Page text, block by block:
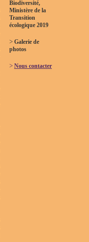
Biodiversité,
Ministère de la
Transition
écologique 2019
> Galerie de
photos
> Nous contacter